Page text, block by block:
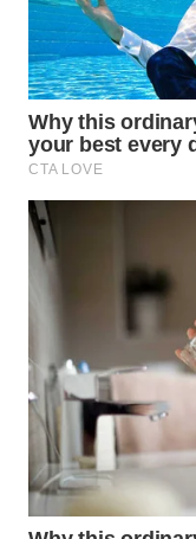
SUMEDANG
WN
CIANJUR
WN
KEPULAUAN
WN
BINJAI
WN
CIREBON